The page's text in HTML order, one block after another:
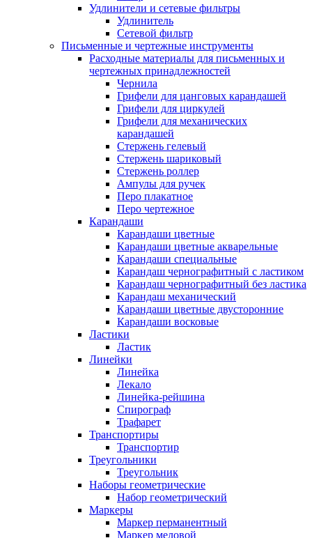
Удлинители и сетевые фильтры
Удлинитель
Сетевой фильтр
Письменные и чертежные инструменты
Расходные материалы для письменных и
чертежных принадлежностей
Чернила
Грифели для цанговых карандашей
Грифели для циркулей
Грифели для механических
карандашей
Стержень гелевый
Стержень шариковый
Стержень роллер
Ампулы для ручек
Перо плакатное
Перо чертежное
Карандаши
Карандаши цветные
Карандаши цветные акварельные
Карандаши специальные
Карандаш чернографитный с ластиком
Карандаш чернографитный без ластика
Карандаш механический
Карандаши цветные двусторонние
Карандаши восковые
Ластики
Ластик
Линейки
Линейка
Лекало
Линейка-рейшина
Спирограф
Трафарет
Транспортиры
Транспортир
Треугольники
Треугольник
Наборы геометрические
Набор геометрический
Маркеры
Маркер перманентный
Маркер меловой